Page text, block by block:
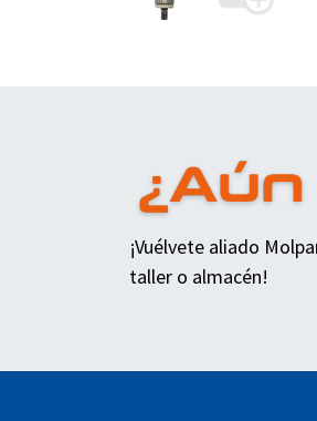
¡Vuélvete aliado
taller o almacén!